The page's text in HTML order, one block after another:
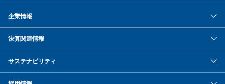
企業情報
決算関連情報
サステナビリティ